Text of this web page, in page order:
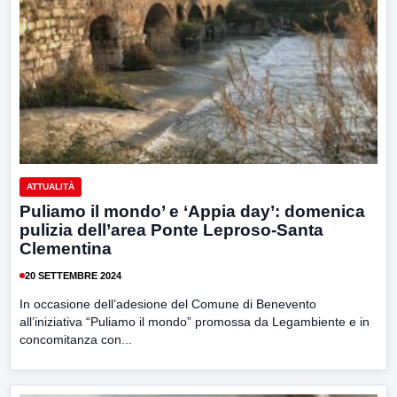
ATTUALITÀ
Puliamo il mondo’ e ‘Appia day’: domenica
pulizia dell’area Ponte Leproso-Santa
Clementina
20 SETTEMBRE 2024
In occasione dell’adesione del Comune di Benevento
all’iniziativa “Puliamo il mondo” promossa da Legambiente e in
concomitanza con...